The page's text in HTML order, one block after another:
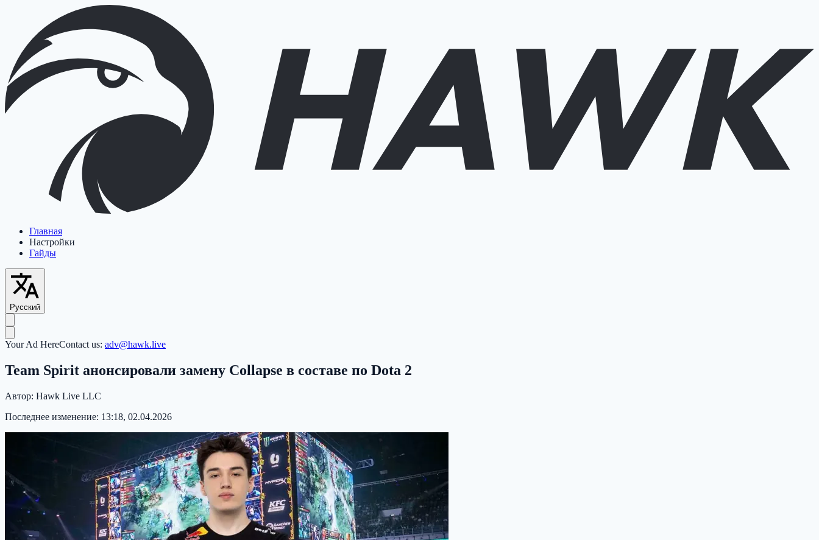
Главная
Настройки
Гайды
Русский
Your Ad HereContact us: adv@hawk.live
Team Spirit анонсировали замену Collapse в составе по Dota 2
Автор: Hawk Live LLC
Последнее изменение: 13:18, 02.04.2026